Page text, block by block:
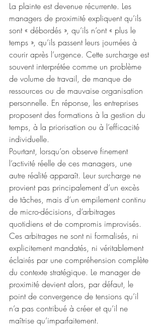
La plainte est devenue récurrente. Les
managers de proximité expliquent qu’ils
sont « débordés », qu’ils n’ont « plus le
temps », qu’ils passent leurs journées à
courir après l’urgence. Cette surcharge est
souvent interprétée comme un problème
de volume de travail, de manque de
ressources ou de mauvaise organisation
personnelle. En réponse, les entreprises
proposent des formations à la gestion du
temps, à la priorisation ou à l’efficacité
individuelle.
Pourtant, lorsqu’on observe finement
l’activité réelle de ces managers, une
autre réalité apparaît. Leur surcharge ne
provient pas principalement d’un excès
de tâches, mais d’un empilement continu
de micro-décisions, d’arbitrages
quotidiens et de compromis improvisés.
Ces arbitrages ne sont ni formalisés, ni
explicitement mandatés, ni véritablement
éclairés par une compréhension complète
du contexte stratégique. Le manager de
proximité devient alors, par défaut, le
point de convergence de tensions qu’il
n’a pas contribué à créer et qu’il ne
maîtrise qu’imparfaitement.